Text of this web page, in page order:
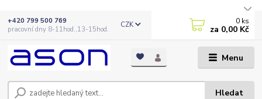
Menu
CZK
Hledat
+420 799 500 769
pracovní dny 8-11hod.,13-15hod.
0 ks
za 0,00 Kč